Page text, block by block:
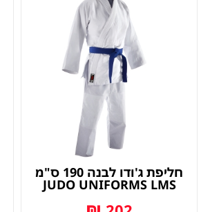
חליפת ג'ודו לבנה 190 ס"מ
JUDO UNIFORMS LMS